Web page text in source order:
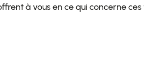
à vous en ce qui concerne